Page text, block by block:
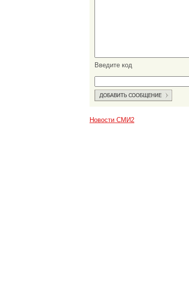
Введите код
Новости СМИ2